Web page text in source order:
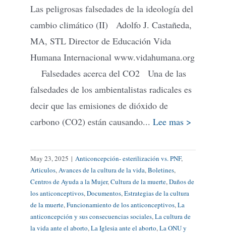
Cómo Donar
Las peligrosas falsedades de la ideología del
cambio climático (II) Adolfo J. Castañeda,
MA, STL Director de Educación Vida
Humana Internacional www.vidahumana.org
Falsedades acerca del CO2 Una de las
falsedades de los ambientalistas radicales es
decir que las emisiones de dióxido de
carbono (CO2) están causando... Lee mas >
May 23, 2025 | Anticoncepción- esterilización vs. PNF,
Articulos, Avances de la cultura de la vida, Boletines,
Centros de Ayuda a la Mujer, Cultura de la muerte, Daños de
los anticonceptivos, Documentos, Estrategias de la cultura
de la muerte, Funcionamiento de los anticonceptivos, La
anticoncepción y sus consecuencias sociales, La cultura de
la vida ante el aborto, La Iglesia ante el aborto, La ONU y